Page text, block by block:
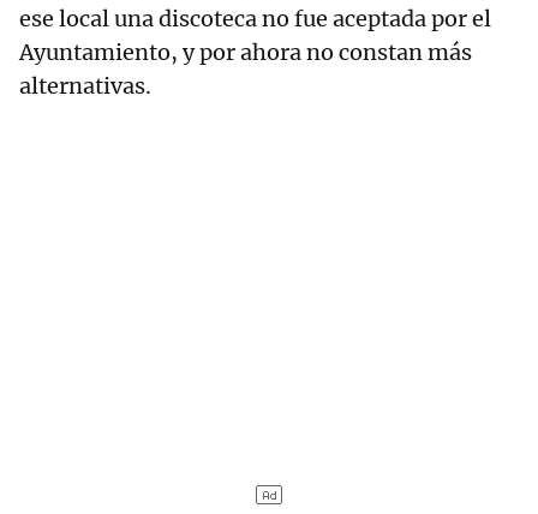
ese local una discoteca no fue aceptada por el
Ayuntamiento, y por ahora no constan más
alternativas.